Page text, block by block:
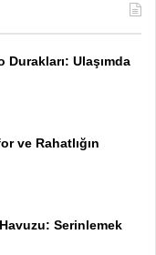
Ulaşımda
ve Rahatlığın
Serinlemek